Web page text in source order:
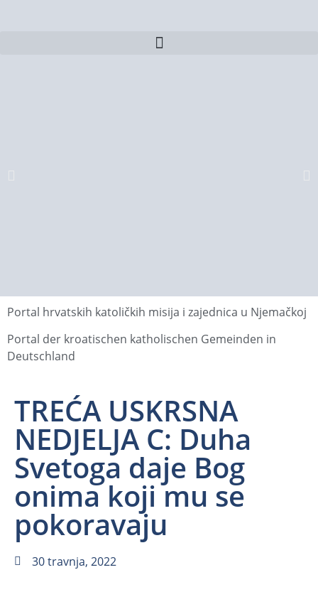
Portal hrvatskih katoličkih misija i zajednica u Njemačkoj
Portal der kroatischen katholischen Gemeinden in
Deutschland
TREĆA USKRSNA
NEDJELJA C: Duha
Svetoga daje Bog
onima koji mu se
pokoravaju
30 travnja, 2022